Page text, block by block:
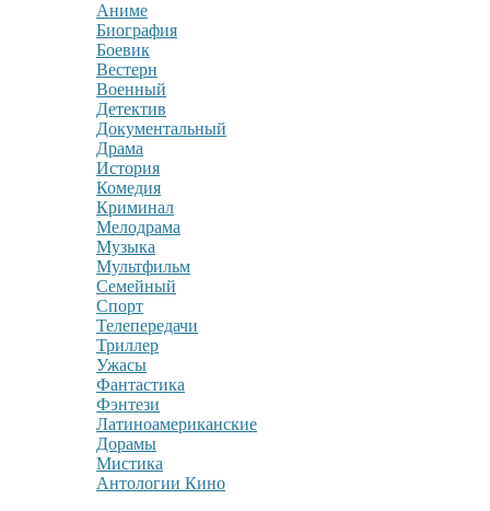
Аниме
Биография
Боевик
Вестерн
Военный
Детектив
Документальный
Драма
История
Комедия
Криминал
Мелодрама
Музыка
Мультфильм
Семейный
Спорт
Телепередачи
Триллер
Ужасы
Фантастика
Фэнтези
Латиноамериканские
Дорамы
Мистика
Антологии Кино